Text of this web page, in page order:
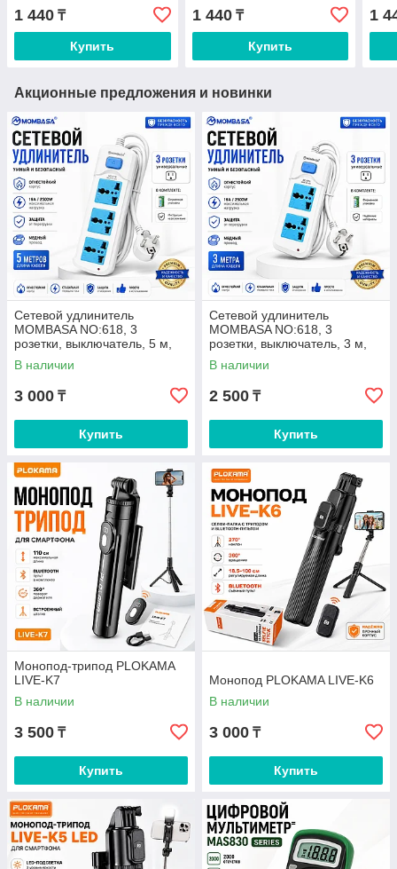
1 440 ₸
Купить
1 440₸
Купить
1
Акционные предложения и новинки
Сетевой удлинитель
MOMBASA NO:618, 3
розетки, выключатель, 5 м,
16 А, 2500 Вт
В наличии
3 000 ₸
Купить
Сетевой удлинитель
MOMBASA NO:618, 3
розетки, выключатель, 3 м,
16 А, 2500 Вт
В наличии
2 500 ₸
Купить
Монопод-трипод PLOKAMA
LIVE-K7
В наличии
3 500 ₸
Купить
Монопод PLOKAMA LIVE-K6
В наличии
3 000 ₸
Купить